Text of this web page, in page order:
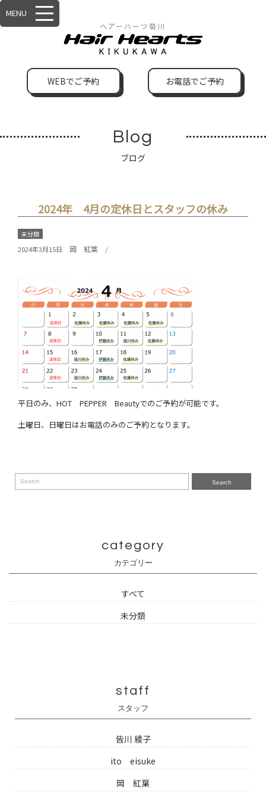
ヘアーハーツ菊川
WEBでご予約 お電話でご予約
MENU
Blog
ブログ
2024年 4月の定休日とスタッフの休み
未分類
2024年3月15日 岡 紅葉 /
平日のみ、HOT PEPPER Beautyでのご予約が可能です。
土曜日、日曜日はお電話のみのご予約となります。
Search
category
カテゴリー
すべて
未分類
staff
スタッフ
皆川 綾子
ito eisuke
岡 紅葉